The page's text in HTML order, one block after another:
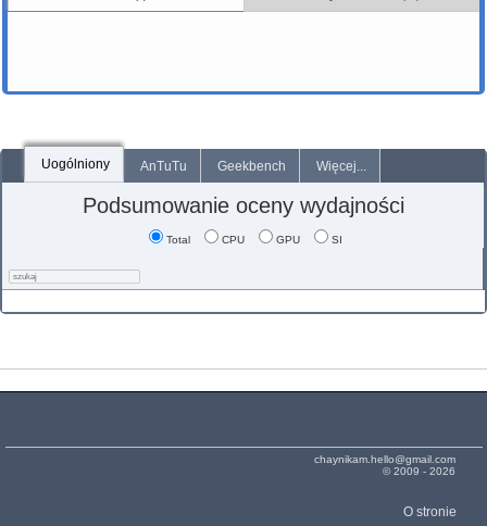
Uogólniony AnTuTu Geekbench Więcej...
Podsumowanie oceny wydajności
Total CPU GPU SI
chaynikam.hello@gmail.com
© 2009 - 2026
O stronie